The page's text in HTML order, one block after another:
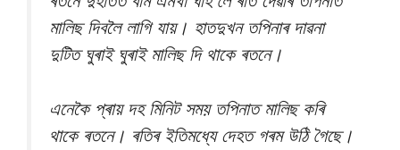
মালিছ দিবলৈ লাগি যায়। হাতদুখন তপিনাৰ দাৱনা
দুটিত ঘুৰাই ঘুৰাই মালিছ দি থাকে ৰতনে।
এনেকৈ প্ৰায় দহ মিনিট সময় তপিনাত মালিছ কৰি
থাকে ৰতনে। ৰতিৰ ইতিমধ্যে দেহত গৰম উঠি গৈছে।